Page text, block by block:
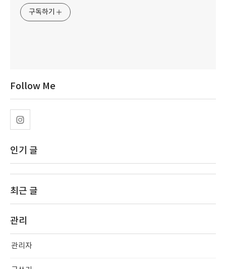
구독하기
Follow Me
인기 글
최근 글
관리
관리자